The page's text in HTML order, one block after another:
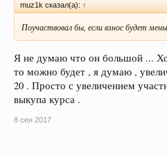
muz1k сказал(а): ↑
Поучаствовал бы, если взнос будет
Я не думаю что он большой ...
то можно будет , я думаю ,
20 . Просто с увеличением
выкупа курса .
8 сен 2017